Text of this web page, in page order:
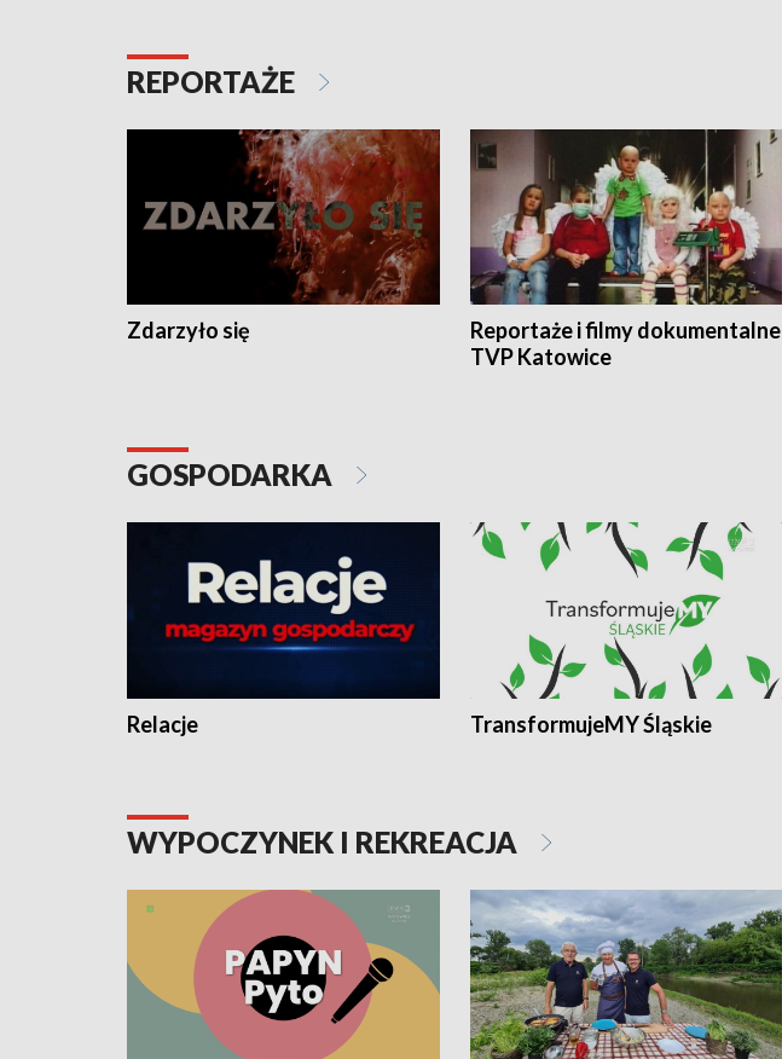
REPORTAŻE
Zdarzyło się
Reportaże i filmy dokumentalne
TVP Katowice
GOSPODARKA
Relacje TransformujeMY Śląskie
WYPOCZYNEK I REKREACJA